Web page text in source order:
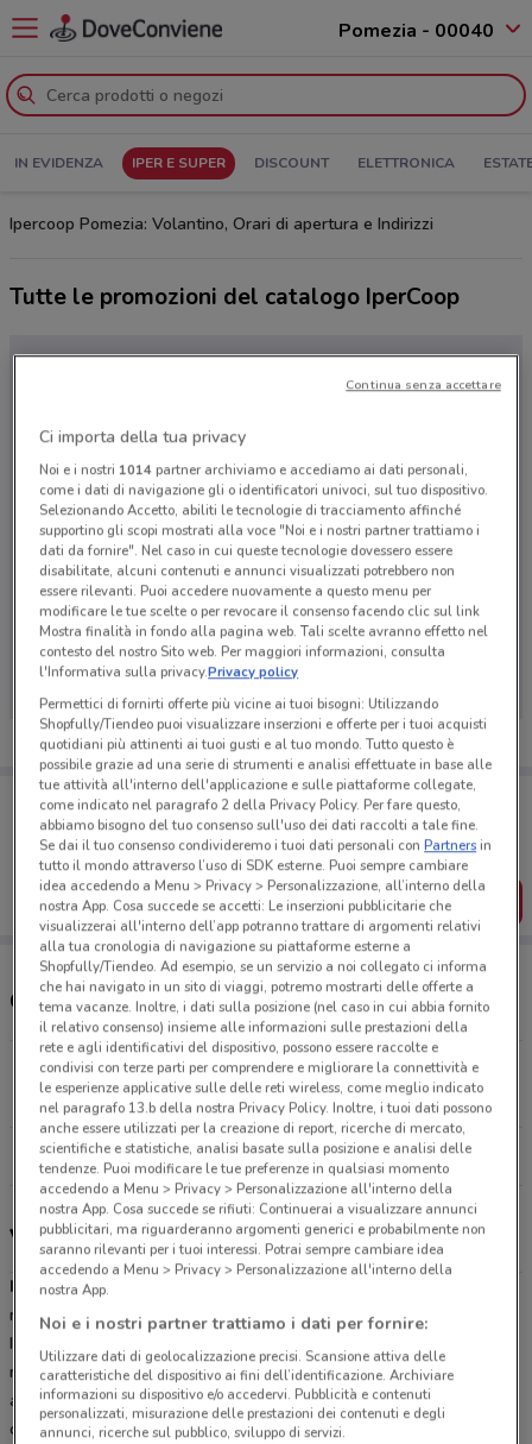
Pomezia - 00040
IN EVIDENZA IPER E SUPER DISCOUNT ELETTRONICA
Ipercoop Pomezia: Volantino, Orari di apertura e Indirizzi
Tutte le promozioni del catalogo IperCoop
Ci dispiace, al momento non abbiamo pubblicato
volantini nella tua zona. Riprova più tardi.
Porta DoveConviene sempre con te!
Puoi trovare le migliori offerte dei negozi vicino a te,
salvarle e creare la tua lista del risparmio, comodamente
dal tuo cellulare.
SCARICA L’APP
Orari e negozi IperCoop
Via dell'Oceano Pacifico 83 Roma
17.2 km
APERTO
Tutti i negozi Ipercoop
Volantino, offerte e soci IperCoop
IperCoopè un’insegna di ipermercati del marchio
molto spesso all’interno dei centri commerciali, gli ipermercati
IperCoop hanno una superficie di vendita che arriva fino a 15.000
mq. Al loro interno troviamo un ampio assortimento di prodotti
alimentari e beni di consumo, quali prodotti di elettronica, telefonia,
casalinghi, cartoleria, bricolage e tempo libero.
Ci importa della tua privacy
Noi e i nostri 1014partner archiviamo e accediamo ai dati personali,
come i dati di navigazione gli o identificatori univoci, sul tuo dispositivo.
Selezionando Accetto, abiliti le tecnologie di tracciamento affinché
supportino gli scopi mostrati alla voce "Noi e i nostri partner trattiamo i
dati da fornire". Nel caso in cui queste tecnologie dovessero essere
disabilitate, alcuni contenuti e annunci visualizzati potrebbero non
essere rilevanti. Puoi accedere nuovamente a questo menu per
modificare le tue scelte o per revocare il consenso facendo clic sul link
Mostra finalità in fondo alla pagina web. Tali scelte avranno effetto nel
contesto del nostro Sito web. Per maggiori informazioni, consulta
l'Informativa sulla privacy.Privacy policy
Permettici di fornirti offerte più vicine ai tuoi bisogni: Utilizzando
Shopfully/Tiendeo puoi visualizzare inserzioni e offerte per i tuoi acquisti
quotidiani più attinenti ai tuoi gusti e al tuo mondo. Tutto questo è
possibile grazie ad una serie di strumenti e analisi effettuate in base alle
tue attività all'interno dell'applicazione e sulle piattaforme collegate,
come indicato nel paragrafo 2 della Privacy Policy. Per fare questo,
abbiamo bisogno del tuo consenso sull'uso dei dati raccolti a tale fine.
Se dai il tuo consenso condivideremo i tuoi dati personali conPartnersin
tutto il mondo attraverso l’uso di SDK esterne. Puoi sempre cambiare
idea accedendo a Menu > Privacy > Personalizzazione, all’interno della
nostra App. Cosa succede se accetti: Le inserzioni pubblicitarie che
visualizzerai all'interno dell’app potranno trattare di argomenti relativi
alla tua cronologia di navigazione su piattaforme esterne a
Shopfully/Tiendeo. Ad esempio, se un servizio a noi collegato ci informa
che hai navigato in un sito di viaggi, potremo mostrarti delle offerte a
tema vacanze. Inoltre, i dati sulla posizione (nel caso in cui abbia fornito
il relativo consenso) insieme alle informazioni sulle prestazioni della
rete e agli identificativi del dispositivo, possono essere raccolte e
condivisi con terze parti per comprendere e migliorare la connettività e
le esperienze applicative sulle delle reti wireless, come meglio indicato
nel paragrafo 13.b della nostra Privacy Policy. Inoltre, i tuoi dati possono
anche essere utilizzati per la creazione di report, ricerche di mercato,
scientifiche e statistiche, analisi basate sulla posizione e analisi delle
tendenze. Puoi modificare le tue preferenze in qualsiasi momento
accedendo a Menu > Privacy > Personalizzazione all'interno della
nostra App. Cosa succede se rifiuti: Continuerai a visualizzare annunci
pubblicitari, ma riguarderanno argomenti generici e probabilmente non
saranno rilevanti per i tuoi interessi. Potrai sempre cambiare idea
accedendo a Menu > Privacy > Personalizzazione all'interno della
nostra App.
Noi e i nostri partner trattiamo i dati per fornire:
Utilizzare dati di geolocalizzazione precisi. Scansione attiva delle
caratteristiche del dispositivo ai fini dell’identificazione. Archiviare
informazioni su dispositivo e/o accedervi. Pubblicità e contenuti
personalizzati, misurazione delle prestazioni dei contenuti e degli
annunci, ricerche sul pubblico, sviluppo di servizi.
Continua senza accettare